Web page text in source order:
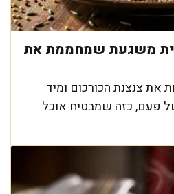
משגעת שמחממת את
את צנצנת הכורכום ומיד
פעם, כזה שמבטיח אוכל